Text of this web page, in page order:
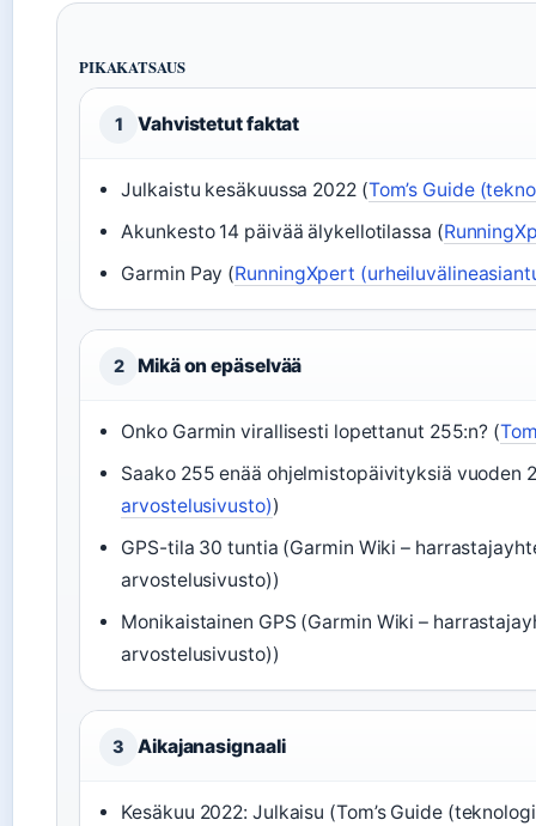
PIKAKATSAUS
1 Vahvistetut faktat
Julkaistu kesäkuussa 2022 (Tom’s Guide
Akunkesto 14 päivää älykellotilassa (
Garmin Pay (RunningXpert
2 Mikä on epäselvää
Onko Garmin virallisesti lopettanut 255:n? (
Saako 255 enää ohjelmistopäivityksiä vuoden
arvostelusivusto))
GPS-tila 30 tuntia (Garmin Wiki –
arvostelusivusto))
Monikaistainen GPS (Garmin Wiki –
arvostelusivusto))
3 Aikajanasignaali
Kesäkuu 2022: Julkaisu (Tom’s Guide